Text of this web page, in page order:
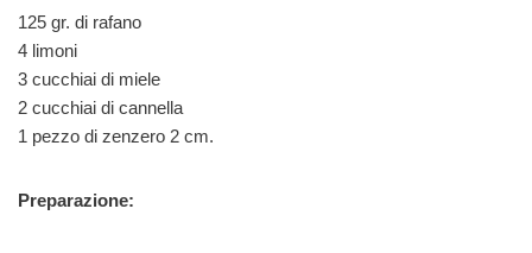
125 gr. di rafano
4 limoni
3 cucchiai di miele
2 cucchiai di cannella
1 pezzo di zenzero 2 cm.
Preparazione: